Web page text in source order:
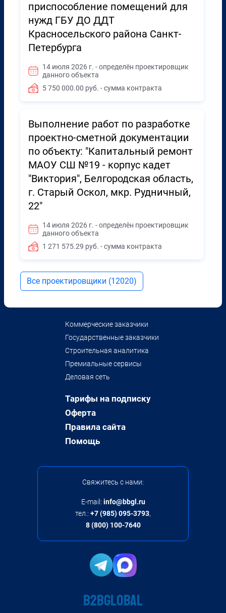
приспособление помещений для
нужд ГБУ ДО ДДТ
Красносельского района Санкт-
Петербурга
14 июля 2026 г. - определён проектировщик
данного объекта
5 750 000.00 руб. - сумма контракта
Выполнение работ по разработке
проектно-сметной документации
по объекту: "Капитальный ремонт
МАОУ СШ №19 - корпус кадет
"Виктория", Белгородская область,
г. Старый Оскол, мкр. Рудничный,
22"
14 июля 2026 г. - определён проектировщик
данного объекта
1 271 575.29 руб. - сумма контракта
Все проектировщики (12020)
B2BGLOBAL
Коммерческие заказчики
Государственные заказчики
Строительная аналитика
Премиальные сервисы
Деловая сеть
Тарифы на подписку
Оферта
Правила сайта
Помощь
Свяжитесь с нами:
E-mail: info@bbgl.ru
тел.: +7 (985) 095-3793,
8 (800) 100-7640